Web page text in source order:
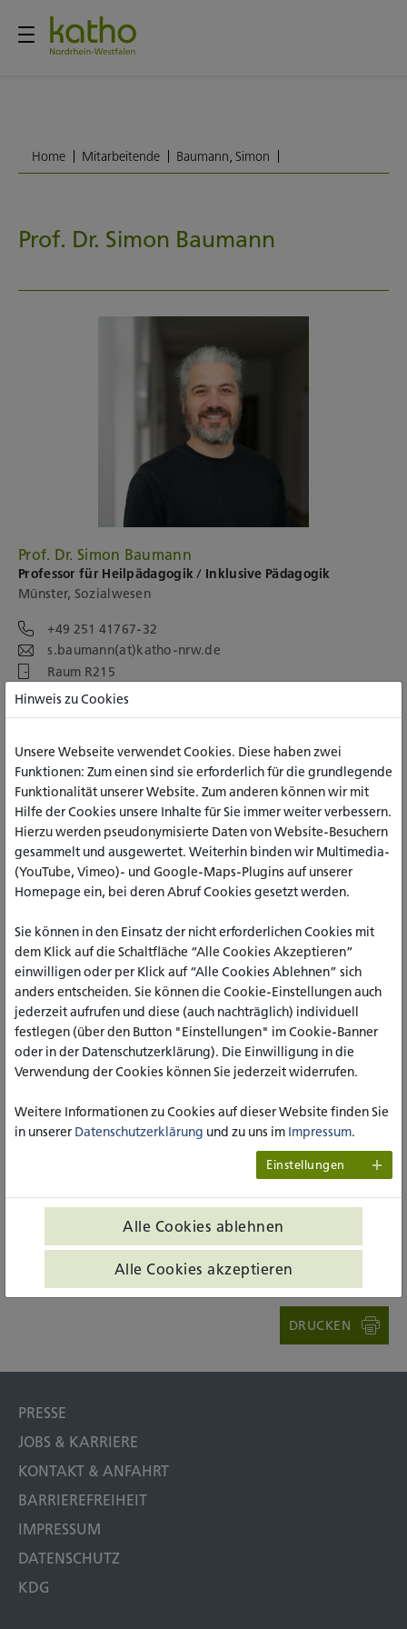
Home Mitarbeitende Baumann, Simon
Prof. Dr. Simon Baumann
Prof. Dr. Simon Baumann
Professor für Heilpädagogik / Inklusive Pädagogik
Münster, Sozialwesen
+49 251 41767-32
s.baumann(at)katho-nrw.de
Raum R215
Lehrgebiet
Akademischer und beruflicher Werdegang
Veröffentlichungen
Vorträge
Forschungsschwerpunkte
Forschungsprojekte und weitere Projekte
Mitwirkung und Mitgliedschaften in sonstigen
Gremien / Organen
Mitwirkung in akademischen Gremien /
Weitere Informationen
ALLE INHALTE AUFKLAPPEN
DRUCKEN
PRESSE
JOBS & KARRIERE
KONTAKT & ANFAHRT
BARRIEREFREIHEIT
IMPRESSUM
DATENSCHUTZ
KDG
Hinweis zu Cookies
Unsere Webseite verwendet Cookies. Diese haben zwei
Funktionen: Zum einen sind sie erforderlich für die grundlegende
Funktionalität unserer Website. Zum anderen können wir mit
Hilfe der Cookies unsere Inhalte für Sie immer weiter verbessern.
Hierzu werden pseudonymisierte Daten von Website-Besuchern
gesammelt und ausgewertet. Weiterhin binden wir Multimedia-
(YouTube, Vimeo)- und Google-Maps-Plugins auf unserer
Homepage ein, bei deren Abruf Cookies gesetzt werden.
Sie können in den Einsatz der nicht erforderlichen Cookies mit
dem Klick auf die Schaltfläche “Alle Cookies Akzeptieren”
einwilligen oder per Klick auf “Alle Cookies Ablehnen” sich
anders entscheiden. Sie können die Cookie-Einstellungen auch
jederzeit aufrufen und diese (auch nachträglich) individuell
festlegen (über den Button "Einstellungen" im Cookie-Banner
oder in der Datenschutzerklärung). Die Einwilligung in die
Verwendung der Cookies können Sie jederzeit widerrufen.
Weitere Informationen zu Cookies auf dieser Website finden Sie
in unserer Datenschutzerklärung und zu uns im Impressum.
Einstellungen
Alle Cookies ablehnen
Alle Cookies akzeptieren